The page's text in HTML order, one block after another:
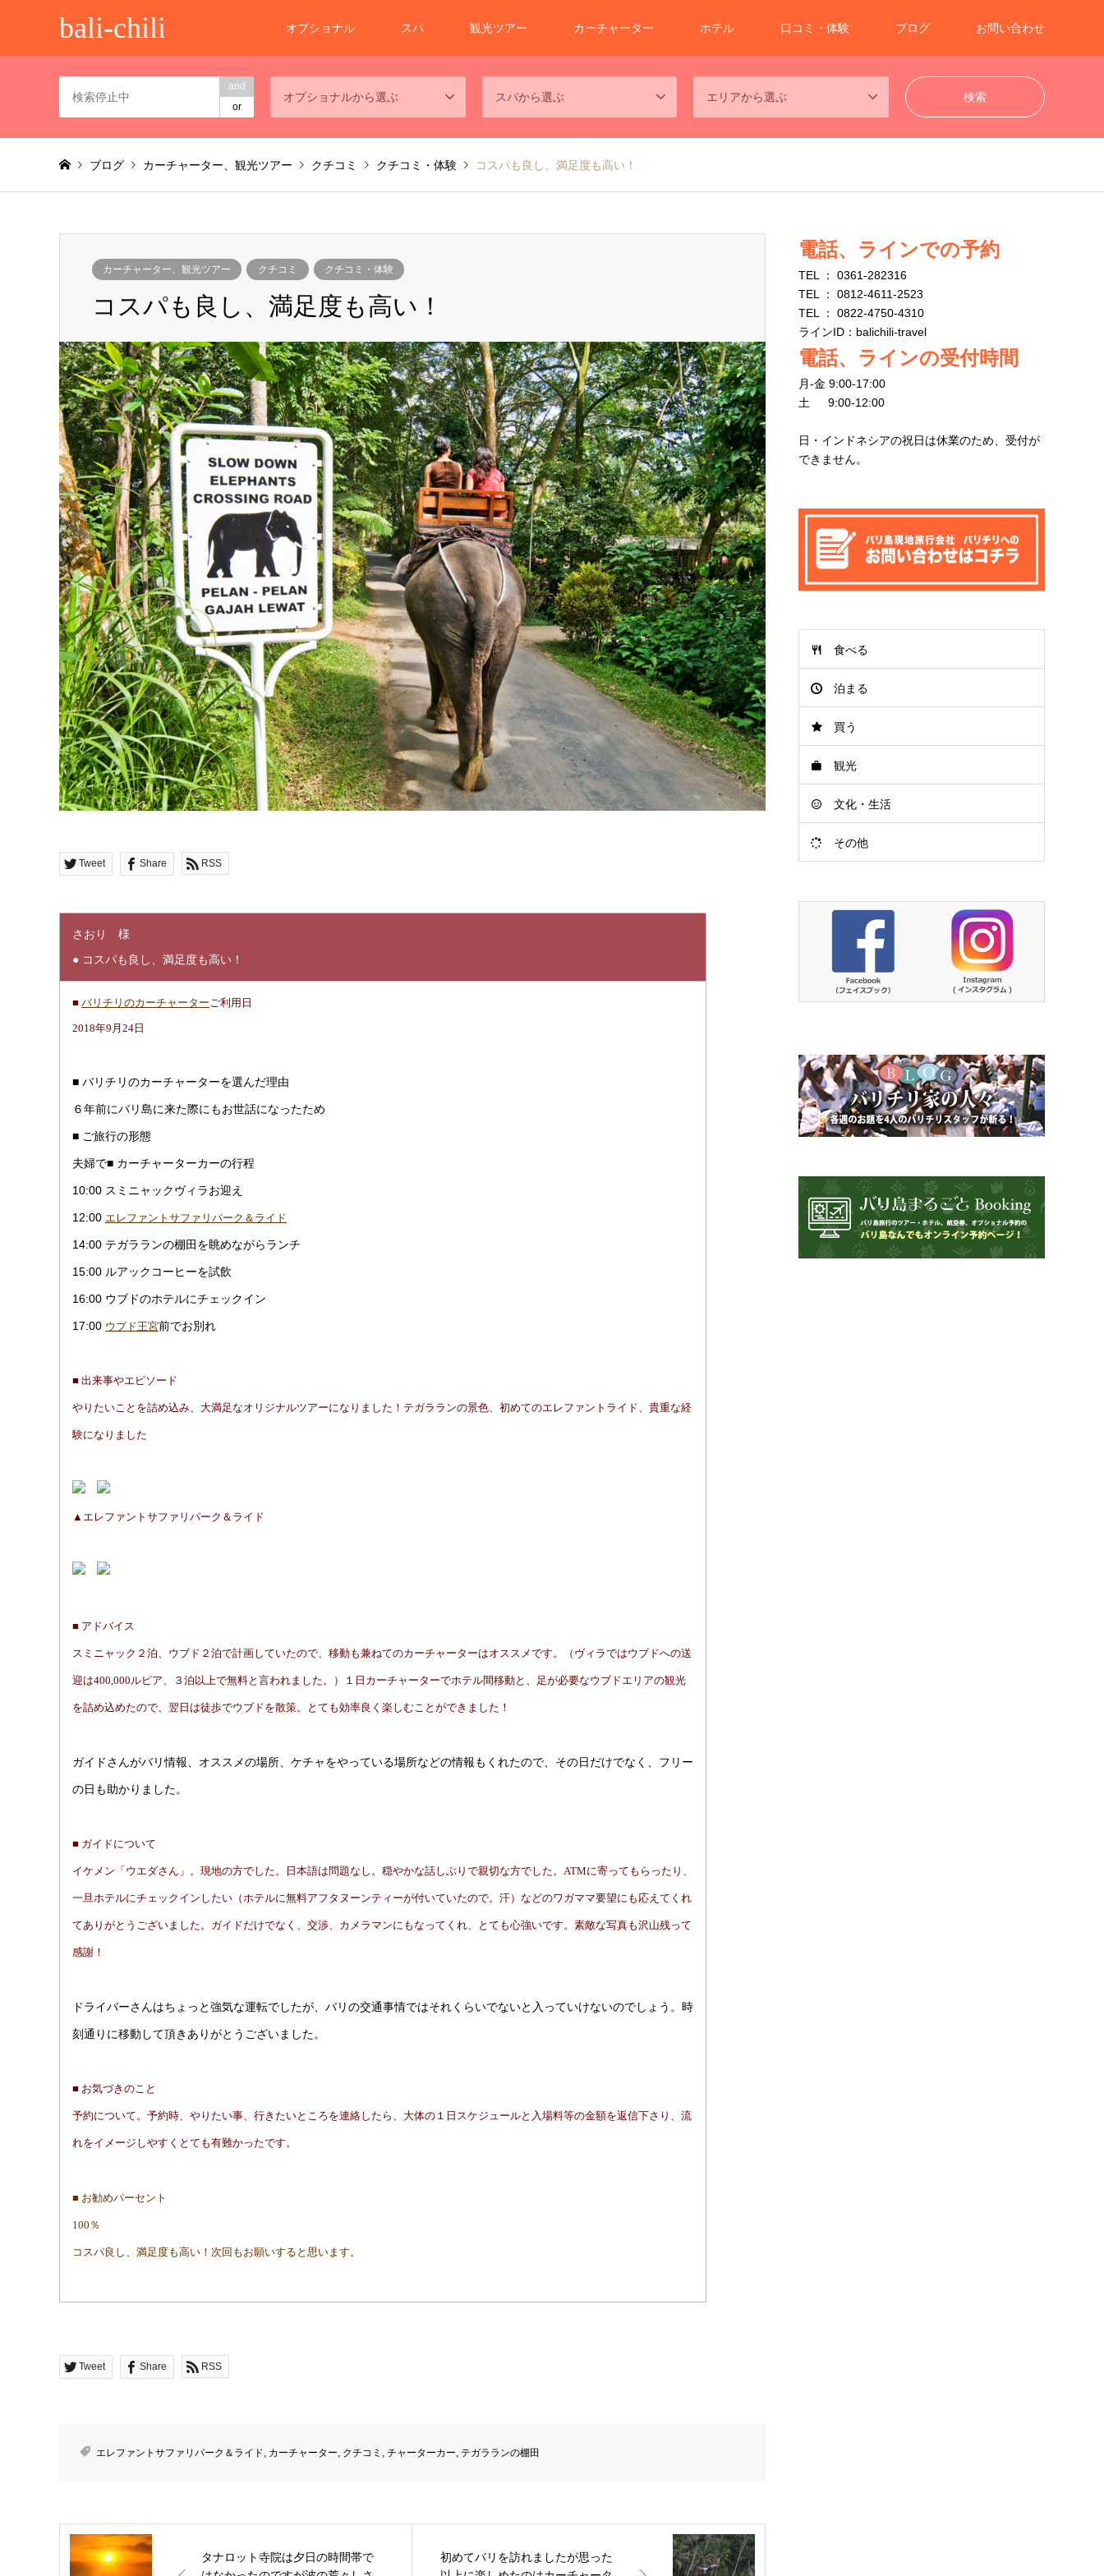
bali-chili オプショナル スパ 観光ツアー カーチャーター ホテル 口コミ・体験 ブログ お問い合わせ
and
or
オプショナルから選ぶ スパから選ぶ エリアから選ぶ
ブログ カーチャーター、観光ツアー クチコミ クチコミ・体験 コスパも良し、満足度も高い！
カーチャーター、観光ツアー クチコミ クチコミ・体験
コスパも良し、満足度も高い！
Tweet Share RSS
さおり 様
● コスパも良し、満足度も高い！
■ バリチリのカーチャーターご利用日
2018年9月24日
■ バリチリのカーチャーターを選んだ理由
６年前にバリ島に来た際にもお世話になったため
■ ご旅行の形態
夫婦で■ カーチャーターカーの行程
10:00 スミニャックヴィラお迎え
12:00 エレファントサファリパーク＆ライド
14:00 テガラランの棚田を眺めながらランチ
15:00 ルアックコーヒーを試飲
16:00 ウブドのホテルにチェックイン
17:00 ウブド王宮前でお別れ
■ 出来事やエピソード
やりたいことを詰め込み、大満足なオリジナルツアーになりました！テガラランの景色、初めてのエレファントライド、貴重な経
験になりました
▲エレファントサファリパーク＆ライド
■ アドバイス
スミニャック２泊、ウブド２泊で計画していたので、移動も兼ねてのカーチャーターはオススメです。（ヴィラではウブドへの送
迎は400,000ルピア、３泊以上で無料と言われました。）１日カーチャーターでホテル間移動と、足が必要なウブドエリアの観光
を詰め込めたので、翌日は徒歩でウブドを散策。とても効率良く楽しむことができました！
ガイドさんがバリ情報、オススメの場所、ケチャをやっている場所などの情報もくれたので、その日だけでなく、フリー
の日も助かりました。
■ ガイドについて
イケメン「ウエダさん」。現地の方でした。日本語は問題なし。穏やかな話しぶりで親切な方でした。ATMに寄ってもらったり、
一旦ホテルにチェックインしたい（ホテルに無料アフタヌーンティーが付いていたので。汗）などのワガママ要望にも応えてくれ
てありがとうございました。ガイドだけでなく、交渉、カメラマンにもなってくれ、とても心強いです。素敵な写真も沢山残って
感謝！
ドライバーさんはちょっと強気な運転でしたが、バリの交通事情ではそれくらいでないと入っていけないのでしょう。時
刻通りに移動して頂きありがとうございました。
■ お気づきのこと
予約について。予約時、やりたい事、行きたいところを連絡したら、大体の１日スケジュールと入場料等の金額を返信下さり、流
れをイメージしやすくとても有難かったです。
■ お勧めパーセント
100％
コスパ良し、満足度も高い！次回もお願いすると思います。
Tweet Share RSS
エレファントサファリパーク＆ライド, カーチャーター, クチコミ , チャーターカー, テガラランの棚田
タナロット寺院は夕日の時間帯で
初めてバリを訪れましたが思った
電話、ラインでの予約
TEL ： 0361-282316
TEL ： 0812-4611-2523
TEL ： 0822-4750-4310
ラインID：balichili-travel
電話、ラインの受付時間
月-金 9:00-17:00
土 9:00-12:00
日・インドネシアの祝日は休業のため、受付が
できません。
食べる
泊まる
買う
観光
文化・生活
その他